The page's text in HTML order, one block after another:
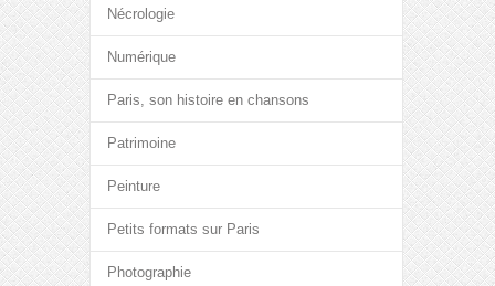
Nécrologie
Numérique
Paris, son histoire en chansons
Patrimoine
Peinture
Petits formats sur Paris
Photographie